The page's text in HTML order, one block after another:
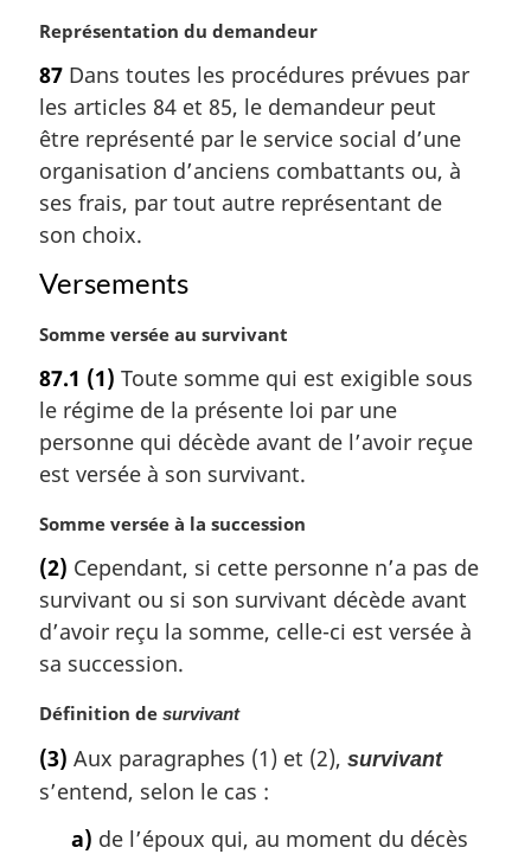
a
l
e
:
N
t
e
m
a
g
i
a
e
:
Représentation du demandeur
87 Dans toutes les procédures prévues par
les articles 84 et 85, le demandeur peut
être représenté par le service social d’une
organisation d’anciens combattants ou, à
ses frais, par tout autre représentant de
son choix.
Versements
N
t
e
m
a
g
n
a
e
:
Somme versée au survivant
87.1 (1) Toute somme qui est exigible sous
le régime de la présente loi par une
personne qui décède avant de l’avoir reçue
est versée à son survivant.
N
t
e
m
a
g
n
a
Somme versée à la succession
(2) Cependant, si cette personne n’a pas de
survivant ou si son survivant décède avant
d’avoir reçu la somme, celle-ci est versée à
sa succession.
N
t
e
Définition de survivant
(3) Aux paragraphes (1) et (2), survivant
s’entend, selon le cas :
a) de l’époux qui, au moment du décès